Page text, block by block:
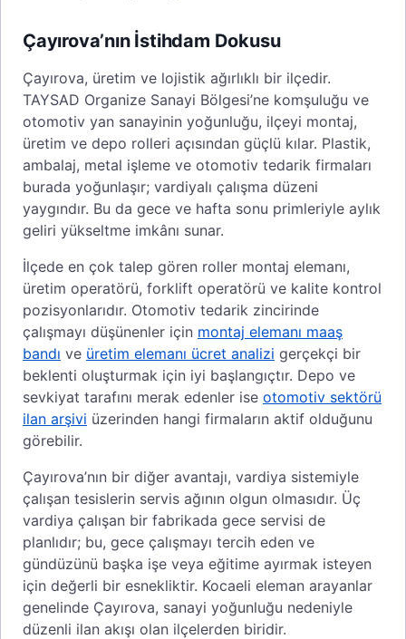
Çayırova’nın İstihdam Dokusu
Çayırova, üretim ve lojistik ağırlıklı bir ilçedir.
TAYSAD Organize Sanayi Bölgesi’ne komşuluğu ve
otomotiv yan sanayinin yoğunluğu, ilçeyi montaj,
üretim ve depo rolleri açısından güçlü kılar. Plastik,
ambalaj, metal işleme ve otomotiv tedarik firmaları
burada yoğunlaşır; vardiyalı çalışma düzeni
yaygındır. Bu da gece ve hafta sonu primleriyle aylık
geliri yükseltme imkânı sunar.
İlçede en çok talep gören roller montaj elemanı,
üretim operatörü, forklift operatörü ve kalite kontrol
pozisyonlarıdır. Otomotiv tedarik zincirinde
çalışmayı düşünenler için montaj elemanı maaş
bandı ve üretim elemanı ücret analizi gerçekçi bir
beklenti oluşturmak için iyi başlangıçtır. Depo ve
sevkiyat tarafını merak edenler ise otomotiv sektörü
ilan arşivi üzerinden hangi firmaların aktif olduğunu
görebilir.
Çayırova’nın bir diğer avantajı, vardiya sistemiyle
çalışan tesislerin servis ağının olgun olmasıdır. Üç
vardiya çalışan bir fabrikada gece servisi de
planlıdır; bu, gece çalışmayı tercih eden ve
gündüzünü başka işe veya eğitime ayırmak isteyen
için değerli bir esnekliktir. Kocaeli eleman arayanlar
genelinde Çayırova, sanayi yoğunluğu nedeniyle
düzenli ilan akışı olan ilçelerden biridir.